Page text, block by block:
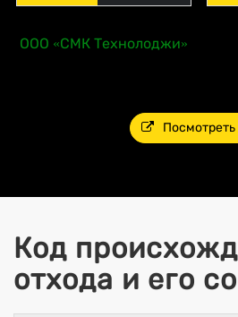
ООО «СМК Технолоджи»
Посмотреть
Код
отхода и его